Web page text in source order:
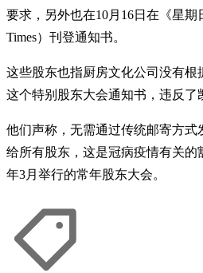
要求，另外也在10月16日在《星期
Times）刊登通知书。
这些股东也指厨房文化公司没有根
这个特别股东大会通知书，违反了
他们声称，无需通过传统邮寄方式
给所有股东，这是冠病疫情有关的
年3月举行的常年股东大会。